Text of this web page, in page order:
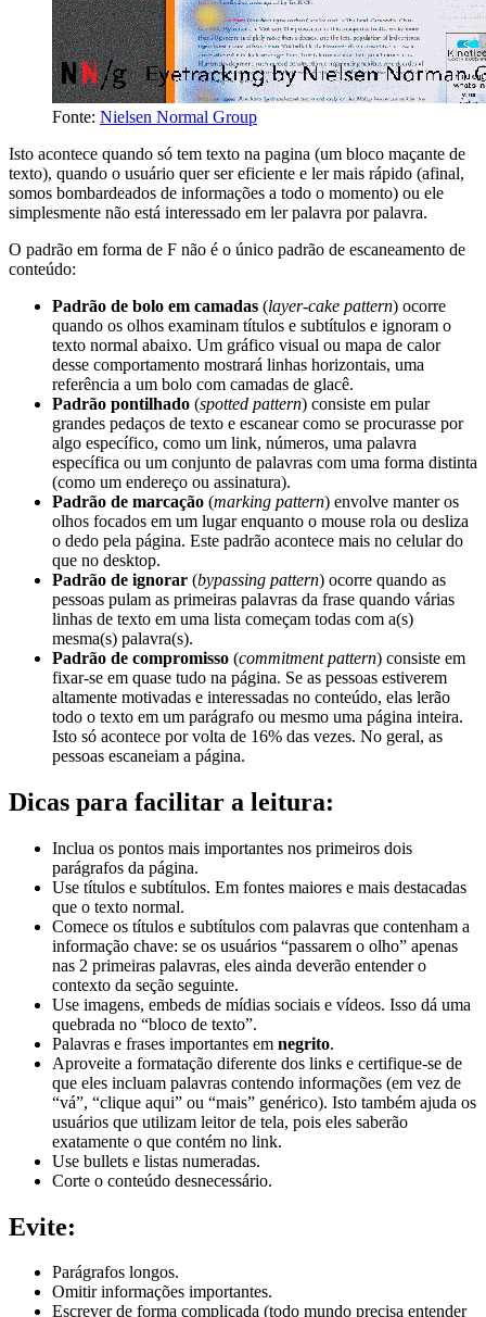
Fonte: Nielsen Normal Group
Isto acontece quando só tem texto na pagina (um bloco maçante de
texto), quando o usuário quer ser eficiente e ler mais rápido (afinal,
somos bombardeados de informações a todo o momento) ou ele
simplesmente não está interessado em ler palavra por palavra.
O padrão em forma de F não é o único padrão de escaneamento de
conteúdo:
Padrão de bolo em camadas (layer-cake pattern) ocorre
quando os olhos examinam títulos e subtítulos e ignoram o
texto normal abaixo. Um gráfico visual ou mapa de calor
desse comportamento mostrará linhas horizontais, uma
referência a um bolo com camadas de glacê.
Padrão pontilhado (spotted pattern) consiste em pular
grandes pedaços de texto e escanear como se procurasse por
algo específico, como um link, números, uma palavra
específica ou um conjunto de palavras com uma forma distinta
(como um endereço ou assinatura).
Padrão de marcação (marking pattern) envolve manter os
olhos focados em um lugar enquanto o mouse rola ou desliza
o dedo pela página. Este padrão acontece mais no celular do
que no desktop.
Padrão de ignorar (bypassing pattern) ocorre quando as
pessoas pulam as primeiras palavras da frase quando várias
linhas de texto em uma lista começam todas com a(s)
mesma(s) palavra(s).
Padrão de compromisso (commitment pattern) consiste em
fixar-se em quase tudo na página. Se as pessoas estiverem
altamente motivadas e interessadas no conteúdo, elas lerão
todo o texto em um parágrafo ou mesmo uma página inteira.
Isto só acontece por volta de 16% das vezes. No geral, as
pessoas escaneiam a página.
Dicas para facilitar a leitura:
Inclua os pontos mais importantes nos primeiros dois
parágrafos da página.
Use títulos e subtítulos. Em fontes maiores e mais destacadas
que o texto normal.
Comece os títulos e subtítulos com palavras que contenham a
informação chave: se os usuários “passarem o olho” apenas
nas 2 primeiras palavras, eles ainda deverão entender o
contexto da seção seguinte.
Use imagens, embeds de mídias sociais e vídeos. Isso dá uma
quebrada no “bloco de texto”.
Palavras e frases importantes em negrito.
Aproveite a formatação diferente dos links e certifique-se de
que eles incluam palavras contendo informações (em vez de
“vá”, “clique aqui” ou “mais” genérico). Isto também ajuda os
usuários que utilizam leitor de tela, pois eles saberão
exatamente o que contém no link.
Use bullets e listas numeradas.
Corte o conteúdo desnecessário.
Evite:
Parágrafos longos.
Omitir informações importantes.
Escrever de forma complicada (todo mundo precisa entender